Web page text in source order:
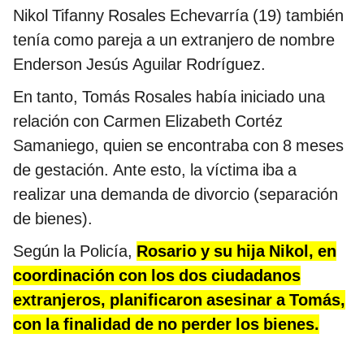
Nikol Tifanny Rosales Echevarría (19) también
tenía como pareja a un extranjero de nombre
Enderson Jesús Aguilar Rodríguez.
En tanto, Tomás Rosales había iniciado una
relación con Carmen Elizabeth Cortéz
Samaniego, quien se encontraba con 8 meses
de gestación. Ante esto, la víctima iba a
realizar una demanda de divorcio (separación
de bienes).
Según la Policía, Rosario y su hija Nikol, en
coordinación con los dos ciudadanos
extranjeros, planificaron asesinar a Tomás,
con la finalidad de no perder los bienes.